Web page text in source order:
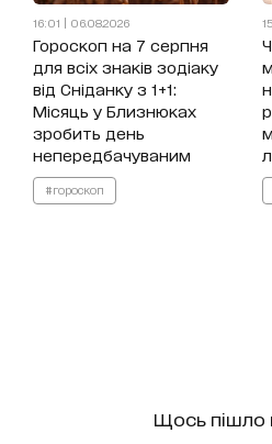
16:01 | 06.08.2026
Гороскоп на 7 серпня
для всіх знаків зодіаку
від Сніданку з 1+1:
Місяць у Близнюках
зробить день
непередбачуваним
#гороскоп
Щось пішло